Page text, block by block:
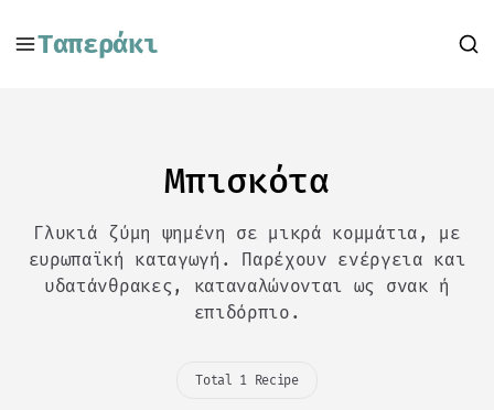
Ταπεράκι
Μπισκότα
Γλυκιά ζύμη ψημένη σε μικρά κομμάτια, με
ευρωπαϊκή καταγωγή. Παρέχουν ενέργεια και
υδατάνθρακες, καταναλώνονται ως σνακ ή
επιδόρπιο.
Total 1 Recipe